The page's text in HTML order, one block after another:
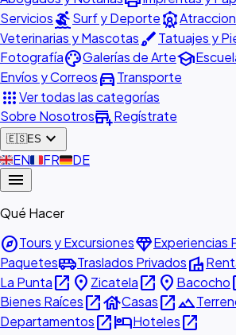
ServiciossurfingSurf y Deporteattractions
Veterinarias y MascotasbrushTatuajes y
FotografíapaletteGalerías de Arteschool
Envíos y Correosdirections_carTransporte
appsVer todas las categorías
Sobre Nosotrosadd_businessRegístrate
🇪🇸ES expand_more
🇬🇧EN🇫🇷FR🇩🇪DE
menu
Qué Hacer
exploreTours y ExcursionesdiamondExperiencias
Paquetesairport_shuttleTraslados Privadosvilla
La Puntaopen_in_new place Zicatelaopen_in_new place Bacocho
Bienes Raícesopen_in_newhouseCasasopen_in_newlandscape
Departamentosopen_in_newhotelHotelesopen_in_new